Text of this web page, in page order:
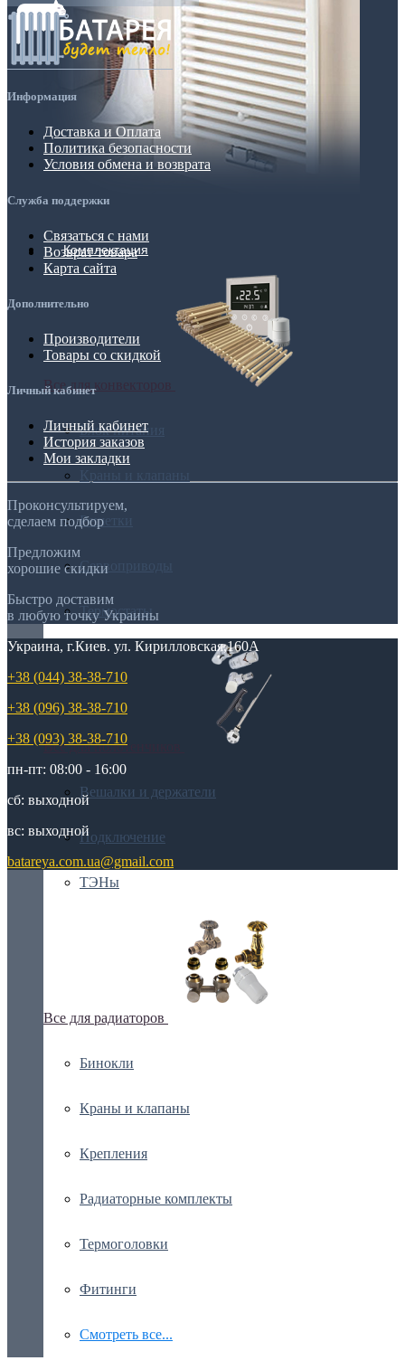
Комплектация
Все для конвекторов
Блок питания
Решетки
Сервоприводы
Термостаты
Все для полотенчиков
Вешалки и держатели
Подключение
ТЭНы
Все для радиаторов
Бинокли
Краны и клапаны
Крепления
Радиаторные комплекты
Термоголовки
Фитинги
Смотреть все...
Информация
Доставка и Оплата
Политика безопасности
Условия обмена и возврата
Служба поддержки
Связаться с нами
Возврат товара
Карта сайта
Дополнительно
Производители
Товары со скидкой
Личный кабинет
Личный кабинет
История заказов
Мои закладки
Проконсультируем,
сделаем подбор
Предложим
хорошие скидки
Быстро доставим
в любую точку Украины
Украина, г.Киев. ул. Кирилловская,160А
+38 (044) 38-38-710
+38 (096) 38-38-710
+38 (093) 38-38-710
пн-пт: 08:00 - 16:00
сб: выходной
вс: выходной
batareya.com.ua@gmail.com